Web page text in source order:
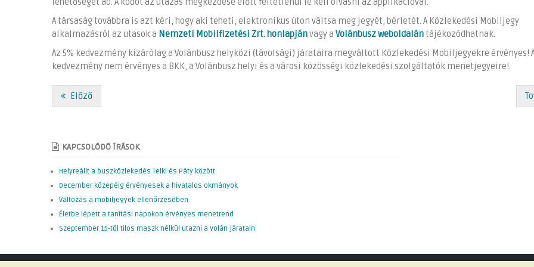
A társaság továbbra is azt kéri, hogy aki teheti, elektronikus úton váltsa meg jegyét, bérletét. A Közlekedési Mobiljegy
alkalmazásról az utasok a Nemzeti Mobilfizetési Zrt. honlapjánvagy a Volánbusz weboldalán tájékozódhatnak.
Az 5% kedvezmény kizárólag a Volánbusz helyközi (távolsági) járataira megváltott Közlekedési Mobiljegyekre érvényes!
kedvezmény nem érvényes a BKK, a Volánbusz helyi és a városi közösségi közlekedési szolgáltatók menetjegyeire!
Előző
KAPCSOLÓDÓ ÍRÁSOK
Helyreállt a buszközlekedés Telki és Páty között
December közepéig érvényesek a hivatalos okmányok
Változás a mobiljegyek ellenőrzésében
Életbe lépett a tanítási napokon érvényes menetrend
Szeptember 15-től tilos maszk nélkül utazni a Volán járatain